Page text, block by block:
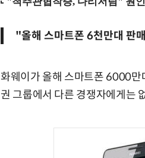
"올해 스마트폰 6천만대 판
화웨이가 올해 스마트폰 6000만
권 그룹에서 다른 경쟁자에게는